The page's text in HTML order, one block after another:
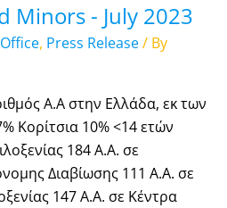
Minors - July 2023
, Press Release/ By
Α.Α στην Ελλάδα, εκ των
Κορίτσια 10% <14 ετών
184 Α.Α. σε
Διαβίωσης 111 Α.Α. σε
147 Α.Α. σε Κέντρα